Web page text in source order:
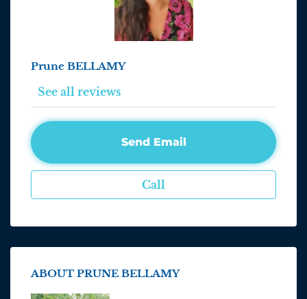
Prune BELLAMY
See all reviews
Send Email
Call
ABOUT PRUNE BELLAMY